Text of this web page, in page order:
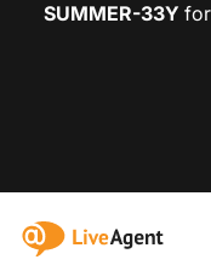
SUMMER-33Y
:site.title